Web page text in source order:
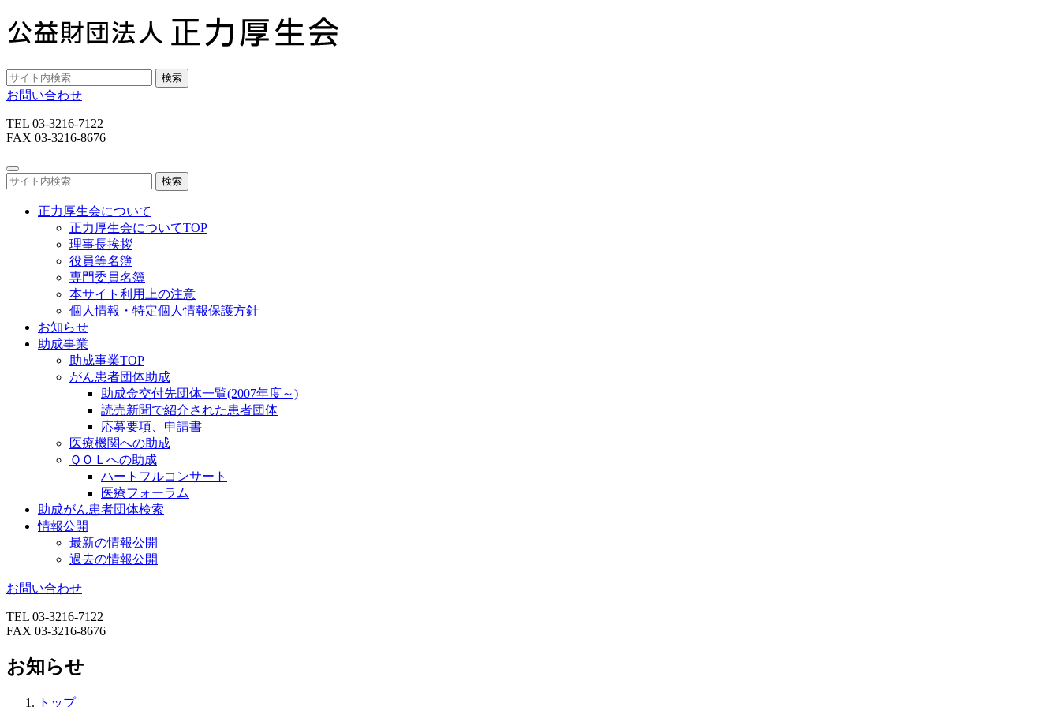
検索
お問い合わせ
TEL 03-3216-7122
FAX 03-3216-8676
検索
正力厚生会について
正力厚生会についてTOP
理事長挨拶
役員等名簿
専門委員名簿
本サイト利用上の注意
個人情報・特定個人情報保護方針
お知らせ
助成事業
助成事業TOP
がん患者団体助成
助成金交付先団体一覧(2007年度～)
読売新聞で紹介された患者団体
応募要項、申請書
医療機関への助成
ＱＯＬへの助成
ハートフルコンサート
医療フォーラム
助成がん患者団体検索
情報公開
最新の情報公開
過去の情報公開
お問い合わせ
TEL 03-3216-7122
FAX 03-3216-8676
お知らせ
トップ